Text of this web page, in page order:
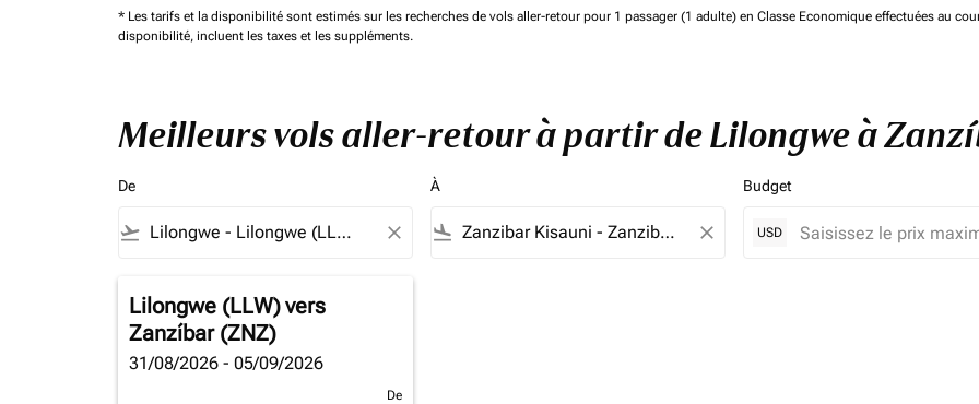
* Les tarifs et la disponibilité sont estimés sur les recherches de vols aller-retour pour 1 passager (1 adulte) en Classe Economique effectuées au
disponibilité, incluent les taxes et les suppléments.
Meilleurs vols aller-retour à partir de Lilongwe à
De
flight_takeoff close
À
flight_land close
Budget
USD
Lilongwe (LLW)vers
Zanzíbar (ZNZ)
31/08/2026 - 05/09/2026
De